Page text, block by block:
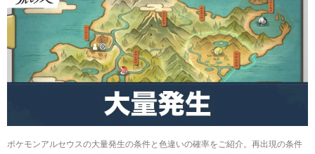
ポケモンアルセウスの大量発生の条件と色違いの確率をご紹介。再出現の条件